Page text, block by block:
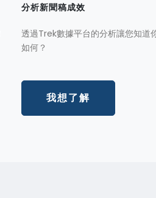
分析新聞稿成效
透過Trek數據平台的分析讓您知道
如何？
我想了解